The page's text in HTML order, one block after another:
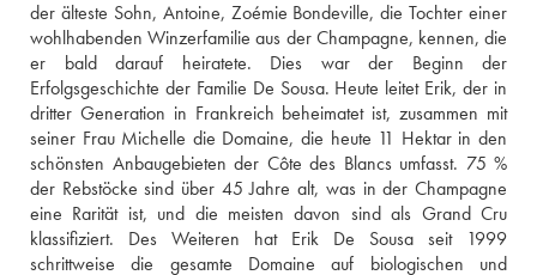
der älteste Sohn, Antoine, Zoémie Bondeville, die Tochter einer
wohlhabenden Winzerfamilie aus der Champagne, kennen, die
er bald darauf heiratete. Dies war der Beginn der
Erfolgsgeschichte der Familie De Sousa. Heute leitet Erik, der in
dritter Generation in Frankreich beheimatet ist, zusammen mit
seiner Frau Michelle die Domaine, die heute 11 Hektar in den
schönsten Anbaugebieten der Côte des Blancs umfasst. 75 %
der Rebstöcke sind über 45 Jahre alt, was in der Champagne
eine Rarität ist, und die meisten davon sind als Grand Cru
klassifiziert. Des Weiteren hat Erik De Sousa seit 1999
schrittweise die gesamte Domaine auf biologischen und